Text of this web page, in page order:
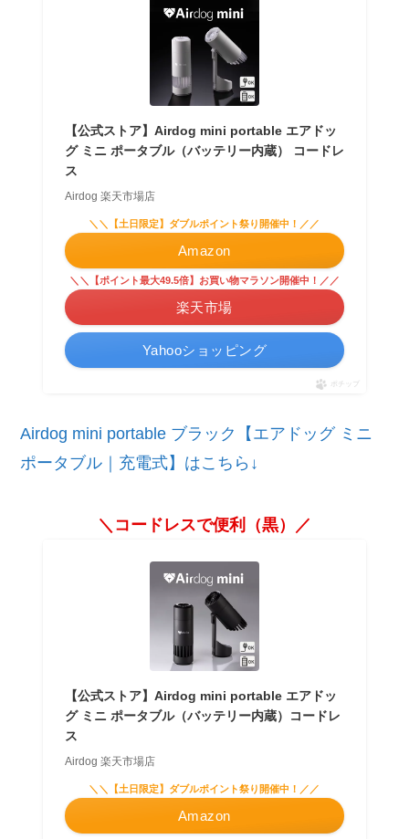
【公式ストア】Airdog mini portable エアドッ
グ ミニ ポータブル（バッテリー内蔵） コードレ
ス
Airdog 楽天市場店
＼＼【土日限定】ダブルポイント祭り開催中！／／
Amazon
＼＼【ポイント最大49.5倍】お買い物マラソン開催中！／／
楽天市場
Yahooショッピング
ポチップ
Airdog mini portable ブラック【エアドッグ ミニ
ポータブル｜充電式】はこちら↓
＼コードレスで便利（黒）／
【公式ストア】Airdog mini portable エアドッ
グ ミニ ポータブル（バッテリー内蔵）コードレ
ス
Airdog 楽天市場店
＼＼【土日限定】ダブルポイント祭り開催中！／／
Amazon